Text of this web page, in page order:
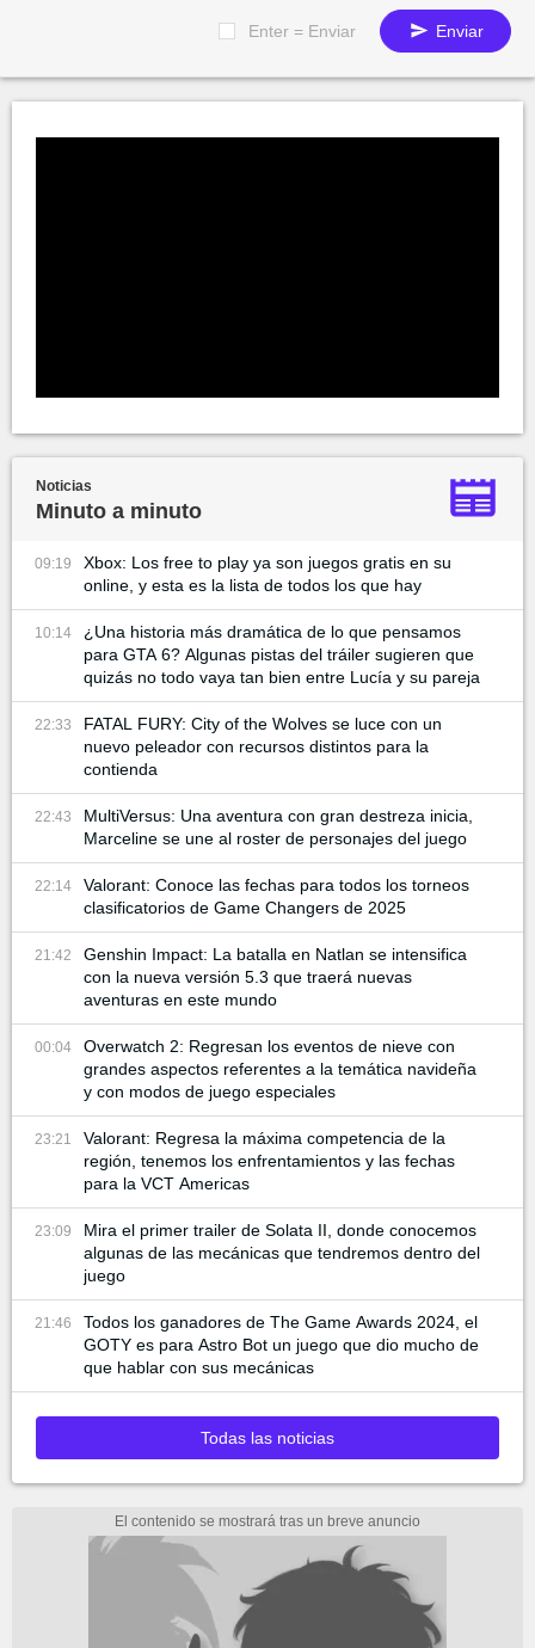
Enter = Enviar Enviar
Noticias
Minuto a minuto
09:19
Xbox: Los free to play ya son juegos gratis en su
online, y esta es la lista de todos los que hay
10:14
¿Una historia más dramática de lo que pensamos
para GTA 6? Algunas pistas del tráiler sugieren que
quizás no todo vaya tan bien entre Lucía y su pareja
22:33
FATAL FURY: City of the Wolves se luce con un
nuevo peleador con recursos distintos para la
contienda
22:43
MultiVersus: Una aventura con gran destreza inicia,
Marceline se une al roster de personajes del juego
22:14
Valorant: Conoce las fechas para todos los torneos
clasificatorios de Game Changers de 2025
21:42
Genshin Impact: La batalla en Natlan se intensifica
con la nueva versión 5.3 que traerá nuevas
aventuras en este mundo
00:04
Overwatch 2: Regresan los eventos de nieve con
grandes aspectos referentes a la temática navideña
y con modos de juego especiales
23:21
Valorant: Regresa la máxima competencia de la
región, tenemos los enfrentamientos y las fechas
para la VCT Americas
23:09
Mira el primer trailer de Solata II, donde conocemos
algunas de las mecánicas que tendremos dentro del
juego
21:46
Todos los ganadores de The Game Awards 2024, el
GOTY es para Astro Bot un juego que dio mucho de
que hablar con sus mecánicas
Todas las noticias